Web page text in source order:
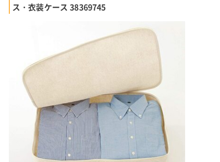
ス・衣装ケース 38369745